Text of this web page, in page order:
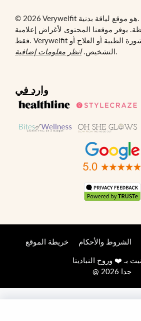
© 2026 Verywelfit هو موقع لياقة بدنية.
يوفر موقعنا المحتوى لأغراض إعلامية
فقط. Verywelfit ليس بديلاً عن المشورة الطبية أو العلاج أو
التشخيص.انظر معلومات إضافية .
وارد في
خريطة الموقع الشروط والأحكام
بـ ❤️ وروح النباديتا
@ 2026 جدا